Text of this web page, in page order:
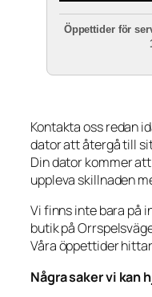
Öppettider för
Kontakta oss redan
dator att återgå till
Din dator kommer
uppleva skillnaden
Vi finns inte bara på
butik på
Våra öppettider
Några saker vi kan